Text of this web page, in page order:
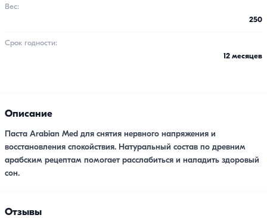
Вес:
250
Срок годности:
12 месяцев
Описание
Паста Arabian Med для снятия нервного напряжения и
восстановления спокойствия. Натуральный состав по древним
арабским рецептам помогает расслабиться и наладить здоровый
сон.
Отзывы